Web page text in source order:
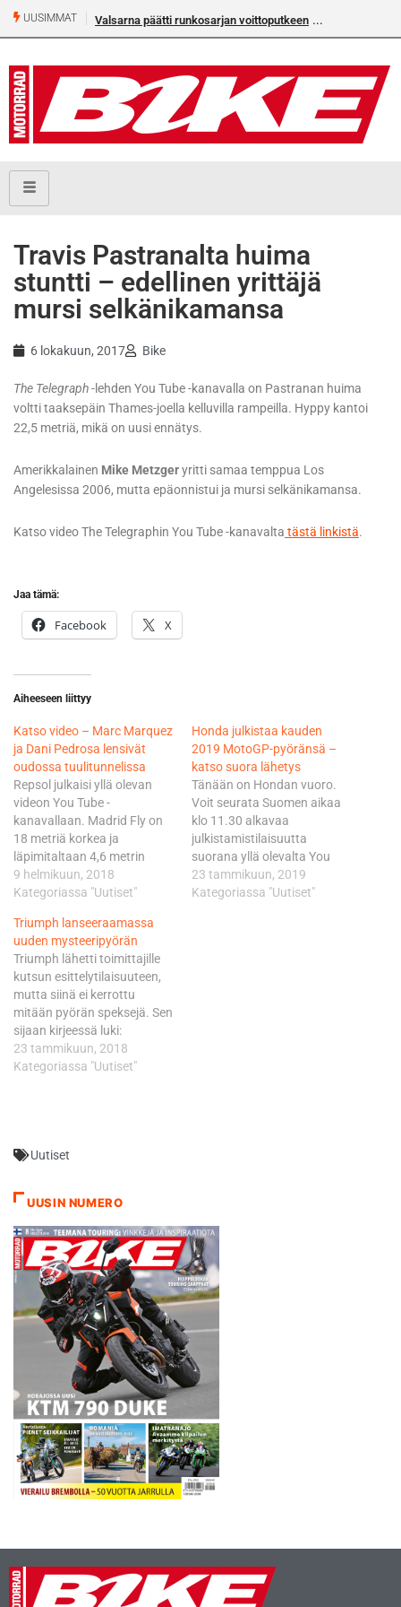
UUSIMMAT Valsarna päätti runkosarjan voittoputkeen
Travis Pastranalta huima
stuntti – edellinen yrittäjä
mursi selkänikamansa
6 lokakuun, 2017 Bike
The Telegraph-lehden You Tube -kanavalla on Pastranan huima
voltti taaksepäin Thames-joella kelluvilla rampeilla. Hyppy kantoi
22,5 metriä, mikä on uusi ennätys.
Amerikkalainen Mike Metzgeryritti samaa temppua Los
Angelesissa 2006, mutta epäonnistui ja mursi selkänikamansa.
Katso video The Telegraphin You Tube -kanavalta tästä linkistä.
Jaa tämä:
Facebook X
Aiheeseen liittyy
Katso video – Marc Marquez
ja Dani Pedrosa lensivät
oudossa tuulitunnelissa
Repsol julkaisi yllä olevan
videon You Tube -
kanavallaan. Madrid Fly on
18 metriä korkea ja
läpimitaltaan 4,6 metrin
levyinen kammio, jossa voi
leijua painottomassa tilassa.
jopa 300 km/h vauhdilla.
Videosta päätellen hauskaa
oli, mutta kaverit näyttivät
leijumisensa jälkeen olevan
hiukan päästään
pyörällään…
9 helmikuun, 2018
Kategoriassa "Uutiset"
Honda julkistaa kauden
2019 MotoGP-pyöränsä –
katso suora lähetys
Tänään on Hondan vuoro.
Voit seurata Suomen aikaa
klo 11.30 alkavaa
julkistamistilaisuutta
suorana yllä olevalta You
Tube -kanavalta. Honda
lähtee kauteen
23 tammikuun, 2019
Kategoriassa "Uutiset"
Triumph lanseeraamassa
uuden mysteeripyörän
Triumph lähetti toimittajille
kutsun esittelytilaisuuteen,
mutta siinä ei kerrottu
mitään pyörän speksejä. Sen
sijaan kirjeessä luki:
”Ajokokemus sisältää
elementtejä sekä rata-ajosta
kanavallaan videon, jossa se
käy ilmi, että tulossa on
jonkinlainen nelinkertaisen
WSB-mestarin Carl
Fogartyn…
23 tammikuun, 2018
Kategoriassa "Uutiset"
Uutiset
UUSIN NUMERO